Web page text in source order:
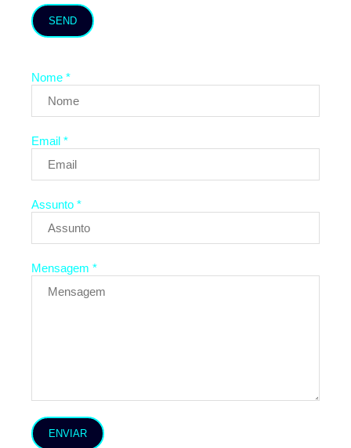
SEND
Nome *
Email *
Assunto *
Mensagem *
ENVIAR